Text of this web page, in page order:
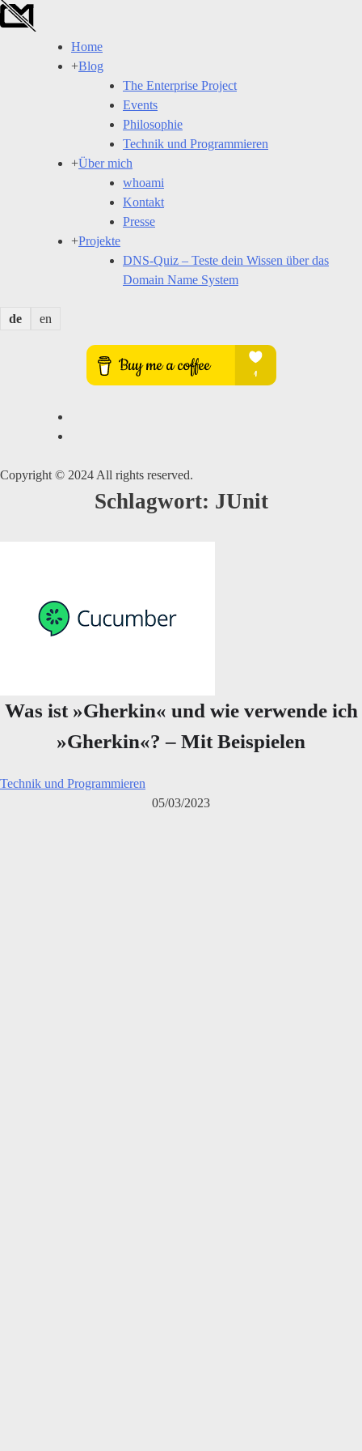
Skip
to
Home
+Blog
The Enterprise Project
Events
Philosophie
Technik und Programmieren
+Über mich
whoami
Kontakt
Presse
+Projekte
DNS-Quiz – Teste dein Wissen über das
Domain Name System
de en
Copyright © 2024 All rights reserved.
Schlagwort: JUnit
Was ist »Gherkin« und wie verwende ich
»Gherkin«? – Mit Beispielen
Technik und Programmieren
05/03/2023